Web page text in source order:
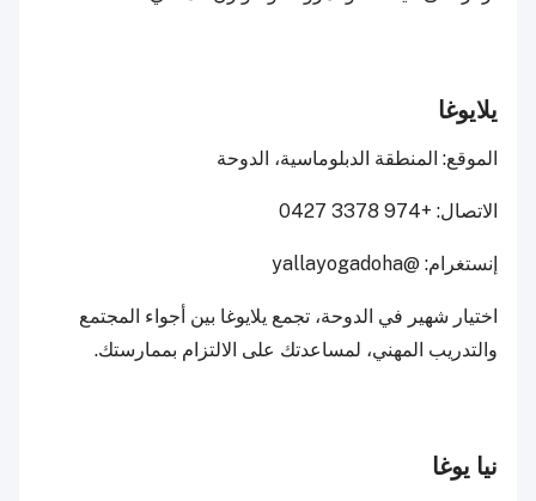
يلايوغا
الموقع: المنطقة الدبلوماسية، الدوحة
الاتصال: +974 3378 0427
إنستغرام: @yallayogadoha
اختيار شهير في الدوحة، تجمع يلايوغا بين أجواء المجتمع
والتدريب المهني، لمساعدتك على الالتزام بممارستك.
نيا يوغا